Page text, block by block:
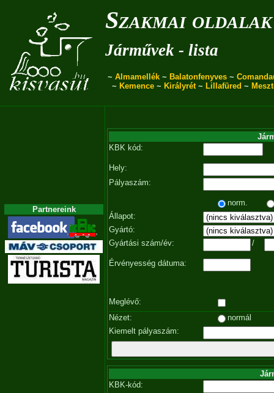
Szakmai oldalak
Járművek - lista
~ Almamellék ~ Balatonfenyves ~
~ Kemence~ Királyrét~ Lillafüred ~
Partnereink
KBK kód:
Hely:
Pályaszám:
norm.
Állapot:
Gyártó:
Gyártási szám/év:
/
Érvényesség dátuma:
Meglévő:
Nézet:
normál
Kiemelt pályaszám:
KBK-kód: